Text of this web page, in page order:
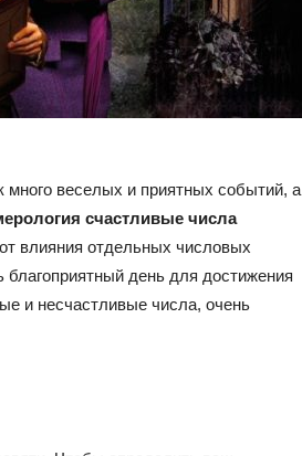
много веселых и приятных событий, а
счастливые числа
влияния отдельных числовых
день для достижения
и несчастливые числа, очень